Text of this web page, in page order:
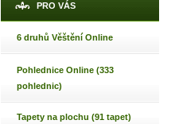
PRO VÁS
6 druhů Věštění Online
Pohlednice Online (333
pohlednic)
Tapety na plochu (91 tapet)